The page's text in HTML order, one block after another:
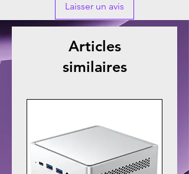
Laisser un avis
Articles
similaires